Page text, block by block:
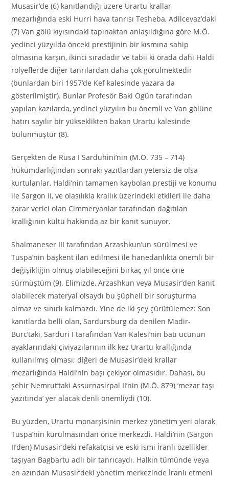
Musasir’de (6) kanıtlandığı üzere Urartu krallar
mezarlığında eski Hurri hava tanrısı Tesheba, Adilcevaz’daki
(7) Van gölü kıyısındaki tapınaktan anlaşıldığına göre M.Ö.
yedinci yüzyılda önceki prestijinin bir kısmına sahip
olmasına karşın, ikinci sıradadır ve tabii ki orada dahi Haldi
rölyeflerde diğer tanrılardan daha çok görülmektedir
(bunlardan biri 1957’de Kef kalesinde yazara da
gösterilmiştir). Bunlar Profesör Baki Ogün tarafından
yapılan kazılarda, yedinci yüzyılın bu önemli ve Van gölüne
hatırı sayılır bir yükseklikten bakan Urartu kalesinde
bulunmuştur (8).
Gerçekten de Rusa I Sarduhini’nin (M.Ö. 735 – 714)
hükümdarlığından sonraki yazıtlardan yetersiz de olsa
kurtulanlar, Haldi’nin tamamen kaybolan prestiji ve konumu
ile Sargon II, ve olasılıkla krallık üzerindeki etkileri ile daha
zarar verici olan Cimmeryanlar tarafından dağıtılan
krallığının kültü hakkında az bir kanıt sunuyor.
Shalmaneser III tarafından Arzashkun’un sürülmesi ve
Tuspa’nin başkent ilan edilmesi ile hanedanlıkta önemli bir
değişikliğin olmuş olabileceğini birkaç yıl önce öne
sürmüştüm (9). Elimizde, Arzashkun veya Musasir’den kanıt
olabilecek materyal olsaydı bu şüpheli bir soruşturma
olmaz ve sınırlı kalmazdı. Yine de iki şey çürütülemez: Son
kanıtlarda belli olan, Sardursburg da denilen Madir-
Burc’taki, Sarduri I tarafından Van Kalesi’nin batı ucunun
ayaklarındaki çiviyazılarının ilk kez Urartu krallığında
kullanılmış olması; diğeri de Musasir’deki krallar
mezarlığında Haldi’nin başı çekiyor olmasıdır. Dahası, bu
şehir Nemrut’taki Assurnasirpal II’nin (M.Ö. 879) ‘mezar taşı
yazıtında’ yer alacak denli önemliydi (10).
Bu yüzden, Urartu monarşisinin merkez yönetim yeri olarak
Tuspa’nin kurulmasından önce merkezdi. Haldi’nin (Sargon
II’den) Musasir’deki refakatçisi ve eski ismi İranlı özellikler
taşıyan Bagbartu adlı bir tanrıcaydı. Halkın tümünde veya
en azından Musasir’deki yönetim merkezinde İranlı etmeni